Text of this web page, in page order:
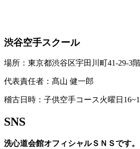
渋谷空手スクール
場所：東京都渋谷区宇田川町41-29-3階
代表責任者：髙山 健一郎
稽古日時：子供空手コース火曜日
SNS
洗心道会館オフィシャルＳＮＳです